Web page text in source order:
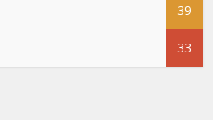
39
33